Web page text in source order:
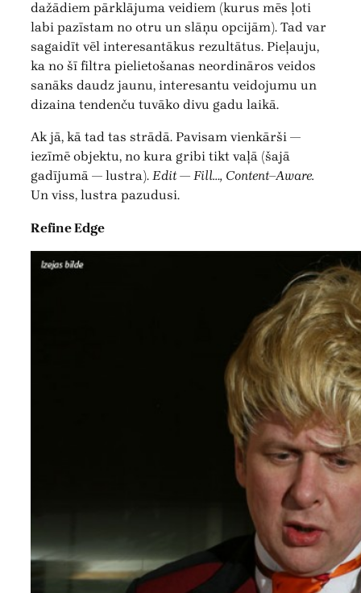
dažādiem pārklājuma veidiem (kurus mēs ļoti
labi pazīstam no otru un slāņu opcijām). Tad var
sagaidīt vēl interesantākus rezultātus. Pieļauju,
ka no šī filtra pielietošanas neordināros veidos
sanāks daudz jaunu, interesantu veidojumu un
dizaina tendenču tuvāko divu gadu laikā.
Ak jā, kā tad tas strādā. Pavisam vienkārši —
iezīmē objektu, no kura gribi tikt vaļā (šajā
gadījumā — lustra). Edit — Fill…, Content–Aware.
Un viss, lustra pazudusi.
Refine Edge